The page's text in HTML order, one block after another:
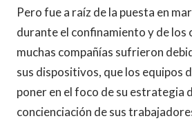
Pero fue a raíz de la puesta en
durante el confinamiento y de los
muchas compañías sufrieron
sus dispositivos, que los equipos
poner en el foco de su estrategia
concienciación de sus